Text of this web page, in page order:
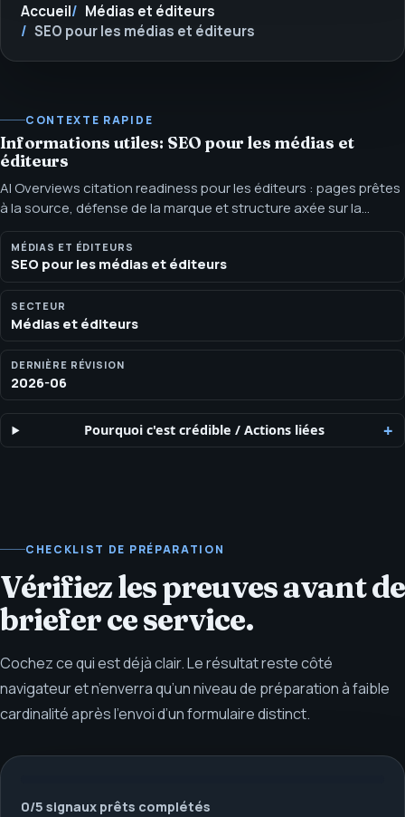
Accueil
Médias et éditeurs
SEO pour les médias et éditeurs
CONTEXTE RAPIDE
Informations utiles: SEO pour les médias et
éditeurs
AI Overviews citation readiness pour les éditeurs : pages prêtes
à la source, défense de la marque et structure axée sur la
réponse. AI Overviews citation readiness améliore la clarté des
sources et la structure des réponses sans promettre d’inclusion
ni de citations AI spécifiques.
MÉDIAS ET ÉDITEURS
SEO pour les médias et éditeurs
SECTEUR
Médias et éditeurs
DERNIÈRE RÉVISION
2026-06
Pourquoi c'est crédible /Actions liées
CHECKLIST DE PRÉPARATION
Vérifiez les preuves avant de
brief­er ce service.
Cochez ce qui est déjà clair. Le résultat reste côté
navigateur et n’enverra qu’un niveau de préparation à faible
cardinalité après l’envoi d’un formulaire distinct.
0/5 signaux prêts complétés